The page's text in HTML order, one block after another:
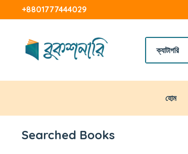
+8801777444029
ক্যাটাগরি
হোম
Searched Books